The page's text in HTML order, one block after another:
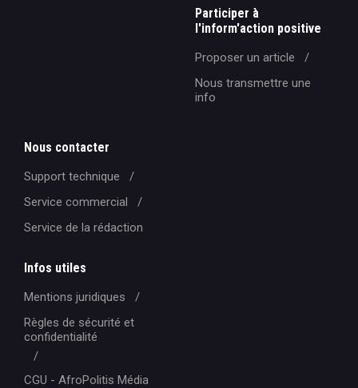
Participer à
l'inform'action positive
Proposer un article
Nous transmettre une
info
Nous contacter
Support technique
Service commercial
Service de la rédaction
Infos utiles
Mentions juridiques
Règles de sécurité et
confidentialité
CGU - AfroPolitis Média